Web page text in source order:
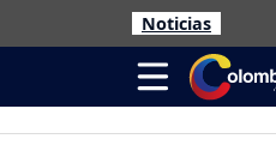
Noticias